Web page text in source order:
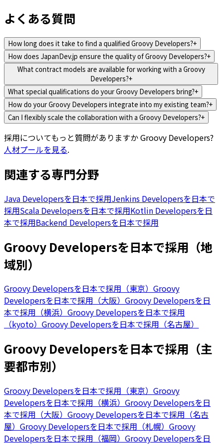
よくある質問
How long does it take to find a qualified Groovy Developers?+
How does JapanDev.jp ensure the quality of Groovy Developers?+
What contract models are available for working with a Groovy
Developers?+
What special qualifications do your Groovy Developers bring?+
How do your Groovy Developers integrate into my existing team?+
Can I flexibly scale the collaboration with a Groovy Developers?+
採用についてもっと質問がありますかGroovy Developers?
人材プールを見る.
関連する専門分野
Java Developersを日本で採用Jenkins Developersを日本で
採用Scala Developersを日本で採用Kotlin Developersを日
本で採用Backend Developersを日本で採用
Groovy Developersを日本で採用（地
域別）
Groovy Developersを日本で採用（東京） Groovy
Developersを日本で採用（大阪） Groovy Developersを日
本で採用（横浜） Groovy Developersを日本で採用
（kyoto） Groovy Developersを日本で採用（名古屋）
Groovy Developersを日本で採用（主
要都市別）
Groovy Developersを日本で採用（東京） Groovy
Developersを日本で採用（横浜） Groovy Developersを日
本で採用（大阪） Groovy Developersを日本で採用（名古
屋） Groovy Developersを日本で採用（札幌） Groovy
Developersを日本で採用（福岡） Groovy Developersを日